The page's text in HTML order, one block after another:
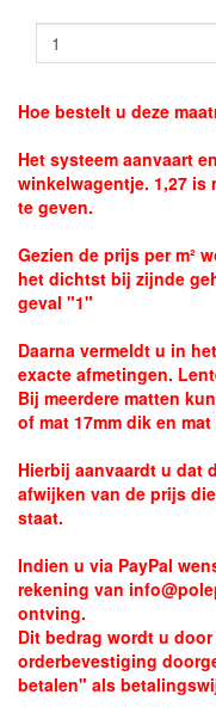
Hoe bestelt u deze
Het systeem aanvaart
winkelwagentje. 1,27 is
te geven.
Gezien de prijs per m²
het dichtst bij zijnde
geval "1"
Daarna vermeldt u in
exacte afmetingen.
Bij meerdere matten
of mat 17mm dik en mat
Hierbij aanvaardt u dat
afwijken van de prijs
staat.
Indien u via PayPal
rekening van
ontving.
Dit bedrag wordt u
orderbevestiging
betalen" als